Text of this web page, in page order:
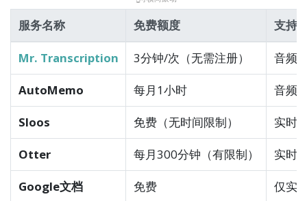
服务名称 免费额度 支持
Mr. Transcription 3分钟/次（无需注册） 音频
AutoMemo 每月1小时 音频
Sloos 免费（无时间限制） 实时
Otter 每月300分钟（有限制） 实时
Google文档 免费 仅实